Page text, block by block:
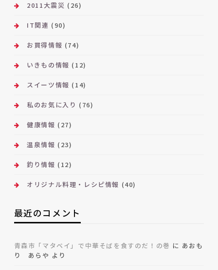
2011大震災 (26)
IT関連 (90)
お買得情報 (74)
いきもの情報 (12)
スイーツ情報 (14)
私のお気に入り (76)
健康情報 (27)
温泉情報 (23)
釣り情報 (12)
オリジナル料理・レシピ情報 (40)
最近のコメント
青森市「マタベイ」で中華そばを食すのだ！の巻 に あおも
り あらや より